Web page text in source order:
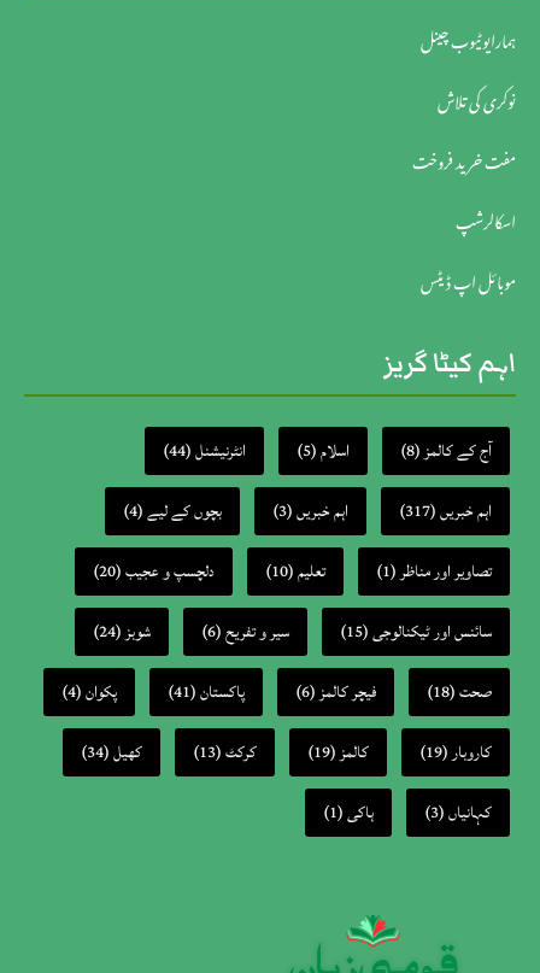
ہمارایوٹیوب چینل
نوکری کی تلاش
مفت خرید فروخت
اسکالرشپ
موبائل اپ ڈیٹس
اہم کیٹا گریز
آج کے کالمز(8) اسلام(5) انٹرنیشنل(44)
اہم خبریں(317) اہم خبریں(3) بچوں کے لیے(4)
تصاویر اور مناظر(1) تعلیم(10) دلچسپ و عجیب(20)
سائنس اور ٹیکنالوجی(15) سیر و تفریح(6) شوبز(24)
صحت(18) فیچر کالمز(6) پاکستان(41) پکوان(4)
کاروبار(19) کالمز(19) کرکٹ(13) کھیل(34)
کہانیاں(3) ہاکی(1)